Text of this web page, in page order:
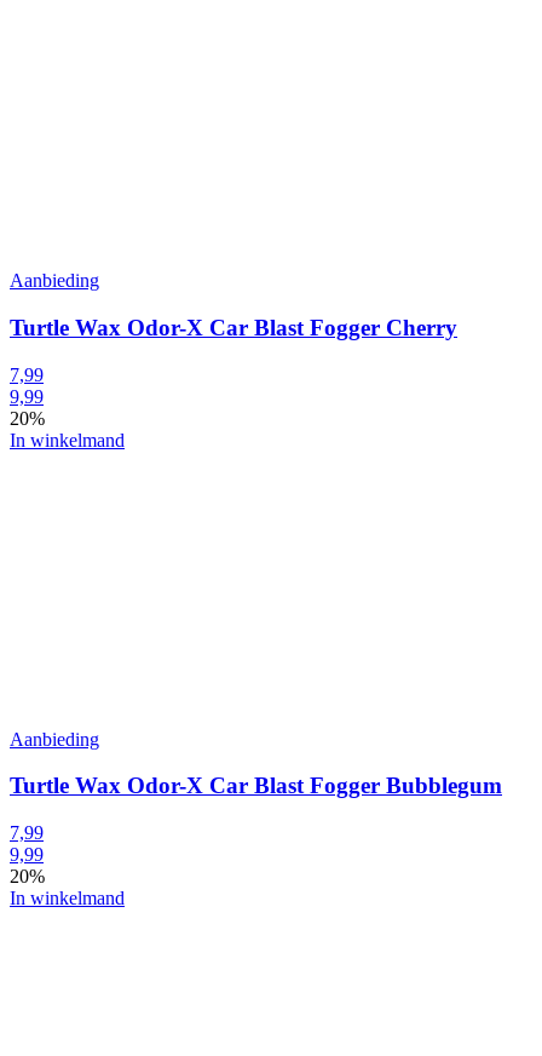
Aanbieding
Turtle Wax Odor-X Car Blast Fogger Cherry
7,99
9,99
20%
In winkelmand
Aanbieding
Turtle Wax Odor-X Car Blast Fogger Bubblegum
7,99
9,99
20%
In winkelmand